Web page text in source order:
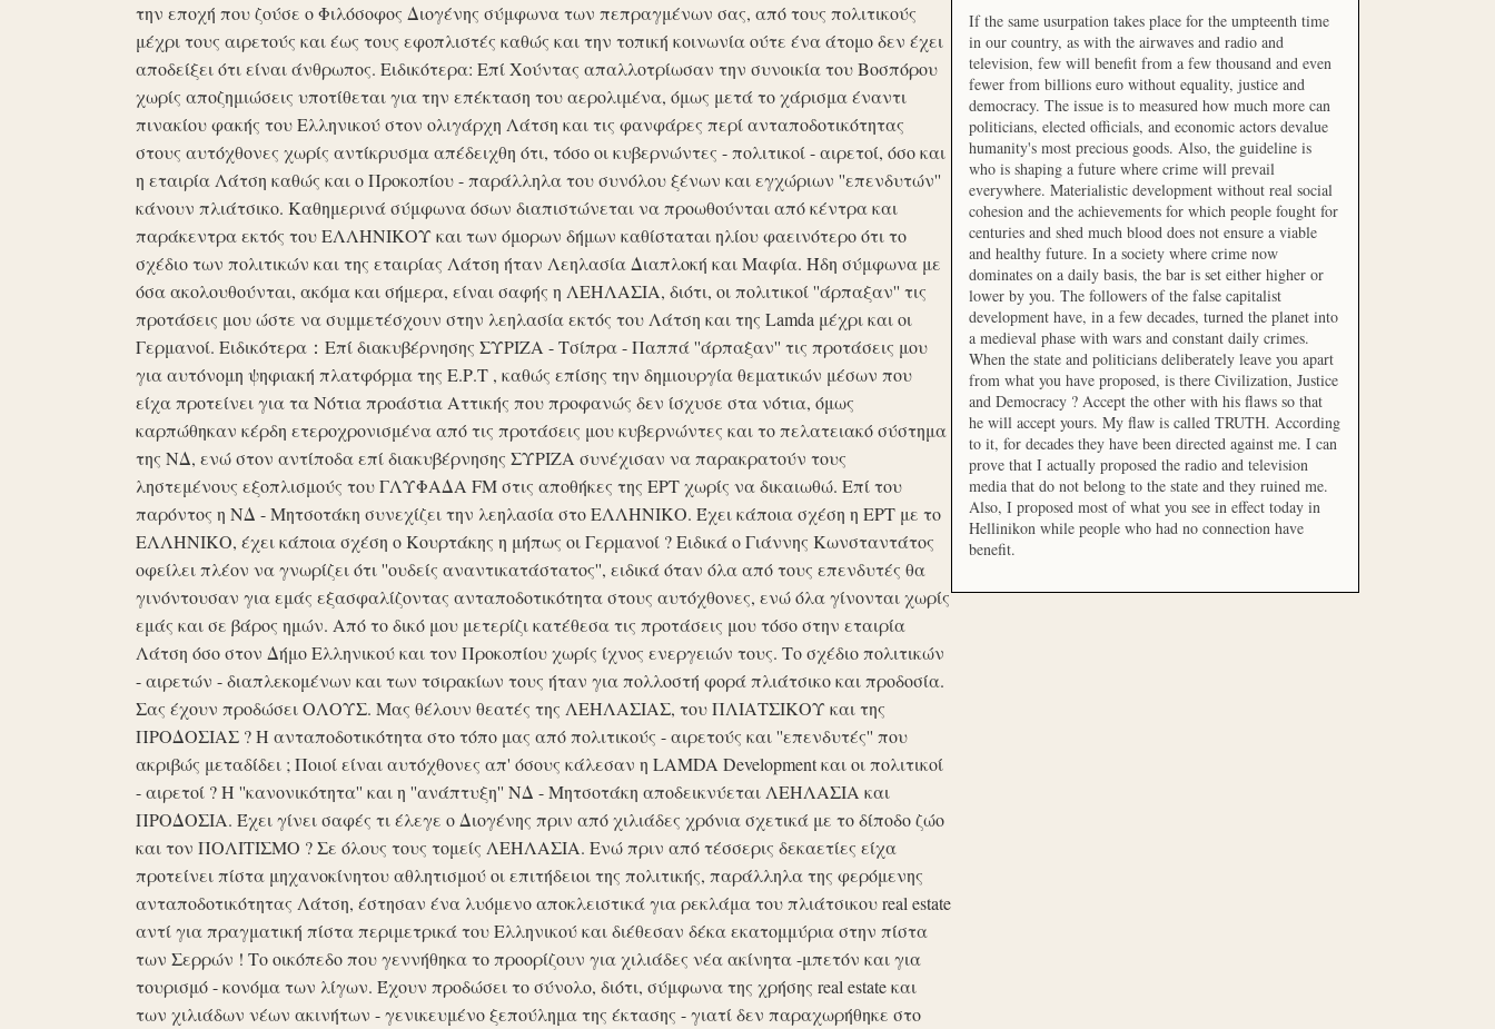
την εποχή που ζούσε ο Φιλόσοφος Διογένης σύμφωνα των πεπραγμένων σας, από τους πολιτικούς
μέχρι τους αιρετούς και έως τους εφοπλιστές καθώς και την τοπική κοινωνία ούτε ένα άτομο δεν έχει
αποδείξει ότι είναι άνθρωπος. Ειδικότερα: Επί Χούντας απαλλοτρίωσαν την συνοικία του Βοσπόρου
χωρίς αποζημιώσεις υποτίθεται για την επέκταση του αερολιμένα, όμως μετά το χάρισμα έναντι
πινακίου φακής του Ελληνικού στον ολιγάρχη Λάτση και τις φανφάρες περί ανταποδοτικότητας
στους αυτόχθονες χωρίς αντίκρυσμα απέδειχθη ότι, τόσο οι κυβερνώντες - πολιτικοί - αιρετοί, όσο και
η εταιρία Λάτση καθώς και ο Προκοπίου - παράλληλα του συνόλου ξένων και εγχώριων ''επενδυτών''
κάνουν πλιάτσικο. Καθημερινά σύμφωνα όσων διαπιστώνεται να προωθούνται από κέντρα και
παράκεντρα εκτός του ΕΛΛΗΝΙΚΟΥ και των όμορων δήμων καθίσταται ηλίου φαεινότερο ότι το
σχέδιο των πολιτικών και της εταιρίας Λάτση ήταν Λεηλασία Διαπλοκή και Μαφία. Ήδη σύμφωνα με
όσα ακολουθούνται, ακόμα και σήμερα, είναι σαφής η ΛΕΗΛΑΣΙΑ, διότι, οι πολιτικοί ''άρπαξαν'' τις
προτάσεις μου ώστε να συμμετέσχουν στην λεηλασία εκτός του Λάτση και της Lamda μέχρι και οι
Γερμανοί. Ειδικότερα：Επί διακυβέρνησης ΣΥΡΙΖΑ - Τσίπρα - Παππά ''άρπαξαν'' τις προτάσεις μου
για αυτόνομη ψηφιακή πλατφόρμα της Ε.Ρ.Τ , καθώς επίσης την δημιουργία θεματικών μέσων που
είχα προτείνει για τα Νότια προάστια Αττικής που προφανώς δεν ίσχυσε στα νότια, όμως
καρπώθηκαν κέρδη ετεροχρονισμένα από τις προτάσεις μου κυβερνώντες και το πελατειακό σύστημα
της ΝΔ, ενώ στον αντίποδα επί διακυβέρνησης ΣΥΡΙΖΑ συνέχισαν να παρακρατούν τους
ληστεμένους εξοπλισμούς του ΓΛΥΦΑΔΑ FM στις αποθήκες της ΕΡΤ χωρίς να δικαιωθώ. Επί του
παρόντος η ΝΔ - Μητσοτάκη συνεχίζει την λεηλασία στο ΕΛΛΗΝΙΚΟ. Έχει κάποια σχέση η ΕΡΤ με το
ΕΛΛΗΝΙΚΟ, έχει κάποια σχέση ο Κουρτάκης η μήπως οι Γερμανοί ? Ειδικά ο Γιάννης Κωνσταντάτος
οφείλει πλέον να γνωρίζει ότι ''ουδείς αναντικατάστατος'', ειδικά όταν όλα από τους επενδυτές θα
γινόντουσαν για εμάς εξασφαλίζοντας ανταποδοτικότητα στους αυτόχθονες, ενώ όλα γίνονται χωρίς
εμάς και σε βάρος ημών. Από το δικό μου μετερίζι κατέθεσα τις προτάσεις μου τόσο στην εταιρία
Λάτση όσο στον Δήμο Ελληνικού και τον Προκοπίου χωρίς ίχνος ενεργειών τους. Το σχέδιο πολιτικών
- αιρετών - διαπλεκομένων και των τσιρακίων τους ήταν για πολλοστή φορά πλιάτσικο και προδοσία.
Σας έχουν προδώσει ΟΛΟΥΣ. Μας θέλουν θεατές της ΛΕΗΛΑΣΙΑΣ, του ΠΛΙΑΤΣΙΚΟΥ και της
ΠΡΟΔΟΣΙΑΣ ? Η ανταποδοτικότητα στο τόπο μας από πολιτικούς - αιρετούς και ''επενδυτές'' που
ακριβώς μεταδίδει ; Ποιοί είναι αυτόχθονες απ' όσους κάλεσαν η LAMDA Development και οι πολιτικοί
- αιρετοί ? Η ''κανονικότητα'' και η ''ανάπτυξη'' ΝΔ - Μητσοτάκη αποδεικνύεται ΛΕΗΛΑΣΙΑ και
ΠΡΟΔΟΣΙΑ. Έχει γίνει σαφές τι έλεγε ο Διογένης πριν από χιλιάδες χρόνια σχετικά με το δίποδο ζώο
και τον ΠΟΛΙΤΙΣΜΟ ? Σε όλους τους τομείς ΛΕΗΛΑΣΙΑ. Ενώ πριν από τέσσερις δεκαετίες είχα
προτείνει πίστα μηχανοκίνητου αθλητισμού οι επιτήδειοι της πολιτικής, παράλληλα της φερόμενης
ανταποδοτικότητας Λάτση, έστησαν ένα λυόμενο αποκλειστικά για ρεκλάμα του πλιάτσικου real estate
αντί για πραγματική πίστα περιμετρικά του Ελληνικού και διέθεσαν δέκα εκατομμύρια στην πίστα
των Σερρών ! Το οικόπεδο που γεννήθηκα το προορίζουν για χιλιάδες νέα ακίνητα -μπετόν και για
τουρισμό - κονόμα των λίγων. Έχουν προδώσει το σύνολο, διότι, σύμφωνα της χρήσης real estate και
των χιλιάδων νέων ακινήτων - γενικευμένο ξεπούλημα της έκτασης - γιατί δεν παραχωρήθηκε στο
If the same usurpation takes place for the umpteenth time
in our country, as with the airwaves and radio and
television, few will benefit from a few thousand and even
fewer from billions euro without equality, justice and
democracy. The issue is to measured how much more can
politicians, elected officials, and economic actors devalue
humanity's most precious goods. Also, the guideline is
who is shaping a future where crime will prevail
everywhere. Materialistic development without real social
cohesion and the achievements for which people fought for
centuries and shed much blood does not ensure a viable
and healthy future. In a society where crime now
dominates on a daily basis, the bar is set either higher or
lower by you. The followers of the false capitalist
development have, in a few decades, turned the planet into
a medieval phase with wars and constant daily crimes.
When the state and politicians deliberately leave you apart
from what you have proposed, is there Civilization, Justice
and Democracy ? Accept the other with his flaws so that
he will accept yours. My flaw is called TRUTH. According
to it, for decades they have been directed against me. I can
prove that I actually proposed the radio and television
media that do not belong to the state and they ruined me.
Also, I proposed most of what you see in effect today in
Hellinikon while people who had no connection have
benefit.